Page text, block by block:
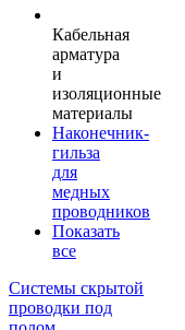
Кабельная
арматура
и
изоляционные
материалы
Наконечник-
гильза
для
медных
проводников
Показать
все
Системы скрытой
проводки под